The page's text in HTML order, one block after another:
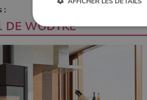
:
DE WODTKE
Strictement
Les cookies strictement nécessaires
gestion des comptes. Le site Web ne
VISITOR_PRIVACY_METADATA